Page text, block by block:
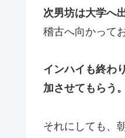
次男坊は大学へ
稽古へ向かって
インハイも終わ
加させてもらう。
それにしても、